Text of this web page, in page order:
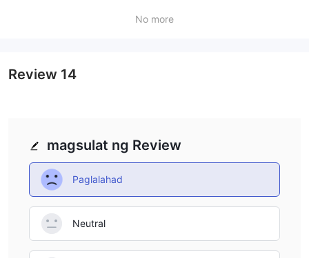
No more
magsulat ng Review
Paglalahad
Neutral
Review 14